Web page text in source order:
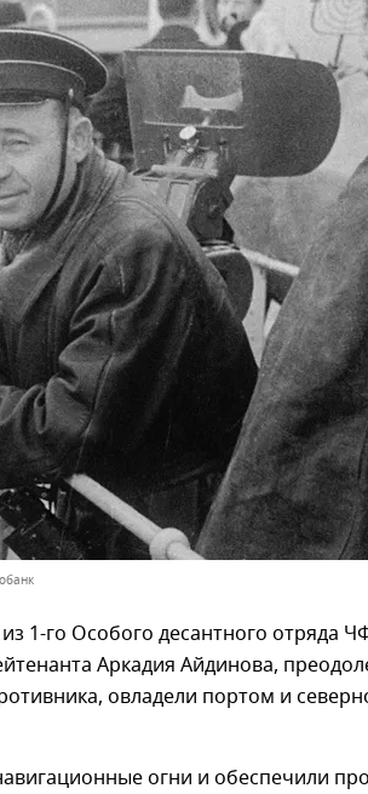
1-го Особого десантного отряда
Аркадия Айдинова,
овладели портом и
огни и обеспечили